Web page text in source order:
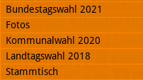
Bundestagswahl 2021
Fotos
Kommunalwahl 2020
Landtagswahl 2018
Stammtisch